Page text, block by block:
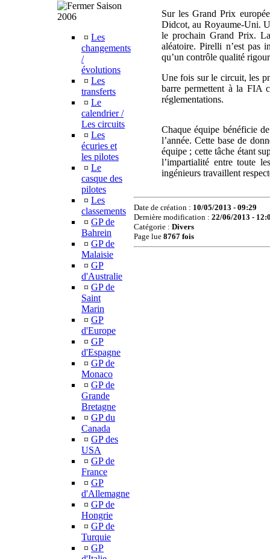
Saison
2006
¤ Les
changements
/
évolutions
¤ Les
transferts
¤ Le
calendrier /
Les circuits
¤ Les
écuries et
les pilotes
¤ Le
casque des
pilotes
¤ Les
classements
¤ GP de
Bahrein
¤ GP de
Malaisie
¤ GP
d'Australie
¤ GP de
Saint
Marin
¤ GP
d'Europe
¤ GP
d'Espagne
¤ GP de
Monaco
¤ GP de
Grande
Bretagne
¤ GP du
Canada
¤ GP des
USA
¤ GP de
France
¤ GP
d'Allemagne
¤ GP de
Hongrie
¤ GP de
Turquie
¤ GP
Sur les Grand Prix
Didcot, au Royaume-Uni.
le prochain Grand Prix.
aléatoire. Pirelli n’est pas
qu’un contrôle qualité
Une fois sur le circuit, les
barre permettent à la FIA
réglementations.
Chaque équipe bénéficie
l’année. Cette base de
équipe ; cette tâche étant
l’impartialité entre toute
ingénieurs travaillent
Date de création : 10/05/2013 - 09:29
Dernière modification : 22/06/2013 -
Catégorie : Divers
Page lue 8767 fois